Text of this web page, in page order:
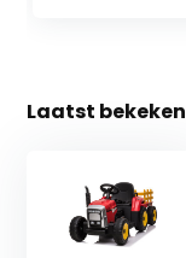
Laatst bekeken